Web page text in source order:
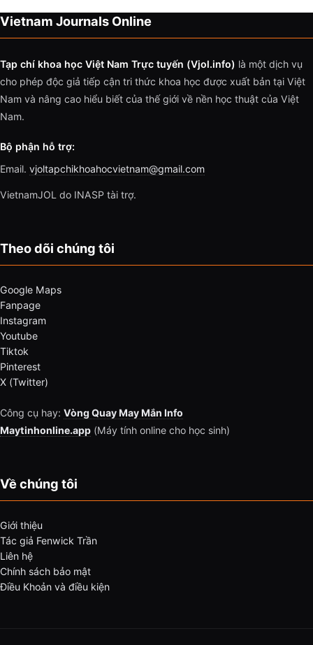
Vietnam Journals Online
Tạp chí khoa học Việt Nam Trực tuyến (Vjol.info) là một dịch vụ
cho phép độc giả tiếp cận tri thức khoa học được xuất bản tại Việt
Nam và nâng cao hiểu biết của thế giới về nền học thuật của Việt
Nam.
Bộ phận hỗ trợ:
Email. vjoltapchikhoahocvietnam@gmail.com
VietnamJOL do INASP tài trợ.
Theo dõi chúng tôi
Google Maps
Fanpage
Instagram
Youtube
Tiktok
Pinterest
X (Twitter)
Công cụ hay: Vòng Quay May Mắn Info
Maytinhonline.app (Máy tính online cho học sinh)
Về chúng tôi
Giới thiệu
Tác giả Fenwick Trần
Liên hệ
Chính sách bảo mật
Điều Khoản và điều kiện